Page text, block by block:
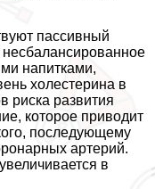
пассивный
напитками,
холестерина в
риска развития
которое приводит
последующему
артерий.
в